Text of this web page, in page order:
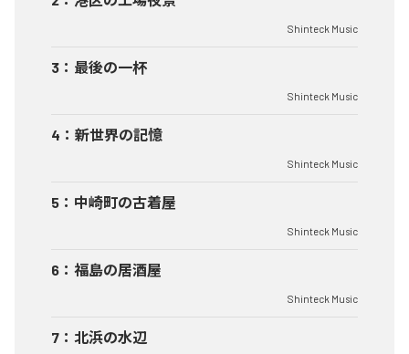
Shinteck Music
3 ： 最後の一杯
Shinteck Music
4 ： 新世界の記憶
Shinteck Music
5 ： 中崎町の古着屋
Shinteck Music
6 ： 福島の居酒屋
Shinteck Music
7 ： 北浜の水辺